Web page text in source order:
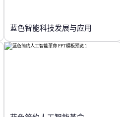
蓝色智能科技发展与应用